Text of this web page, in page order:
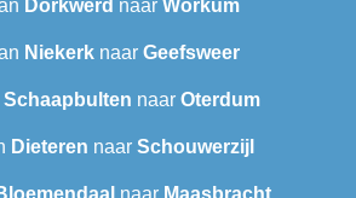
Dorkwerd naar Workum
Niekerk naar Geefsweer
Schaapbulten naar Oterdum
Dieteren naar Schouwerzijl
naar Maasbracht